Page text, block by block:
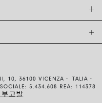
10, 36100 VICENZA - ITALIA -
5.434.608 REA: 114378
부고발